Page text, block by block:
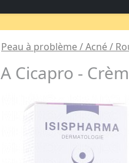
Peau à problème / Acné /
Cicapro -